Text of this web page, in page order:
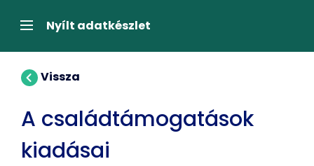
átugrásaNavigációNyílt adatkészlet
Vissza
A családtámogatások
kiadásai